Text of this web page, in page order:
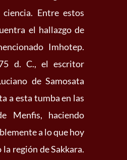
Entre estos
el hallazgo de
Imhotep.
d. C., el escritor
de Samosata
a esta tumba en las
Menfis, haciendo
a lo que hoy
región de Sakkara.